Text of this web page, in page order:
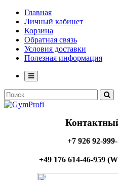
Главная
Личный кабинет
Корзина
Обратная связь
Условия доставки
Полезная информация
+7 926 92-
+49 176 614-46-959